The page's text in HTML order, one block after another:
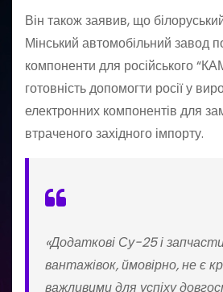
Він також заявив, що
Мінський автомобільний завод
компоненти для російського
готовність допомогти росії у
електронних компонентів для
втраченого західного імпорту.
«Додаткові Су-25 і
вантажівок, ймовірно, не є
важливими для успіху